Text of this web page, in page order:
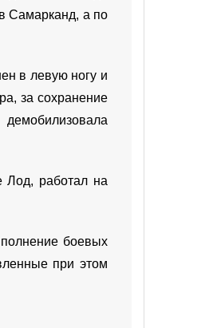
Самарканд, а по
в левую ногу и
за сохранение
Лод, работал на
боевых
при этом